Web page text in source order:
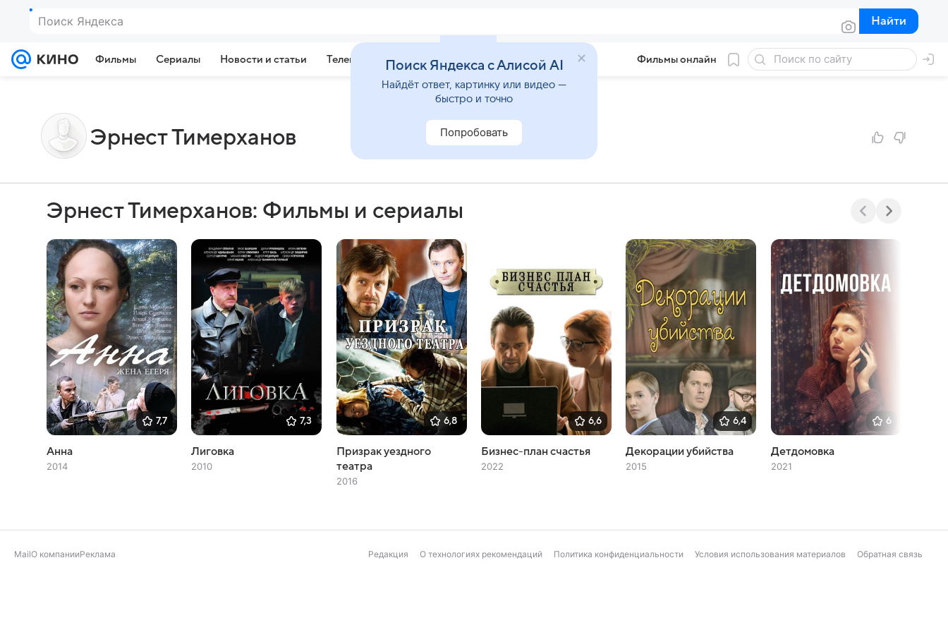
Поиск Яндекса Найти
Найти
Фильмы Сериалы Новости и статьи Телепрограмма Звезды Фильмы онлайн
Эрнест Тимерханов
Эрнест Тимерханов: Фильмы и сериалы
7,7
Анна
2014
7,3
Лиговка
2010
6,8
Призрак уездного
театра
2016
6,6
Бизнес-план счастья
2022
6,4
Декорации убийства
2015
6
Детдомовка
2021
MailО компанииРеклама Редакция О технологиях рекомендаций Политика конфиденциальности Условия использования материалов Обратная связь
Поиск Яндекса с Алисой AI
Найдёт ответ, картинку или видео —
быстро и точно
Попробовать